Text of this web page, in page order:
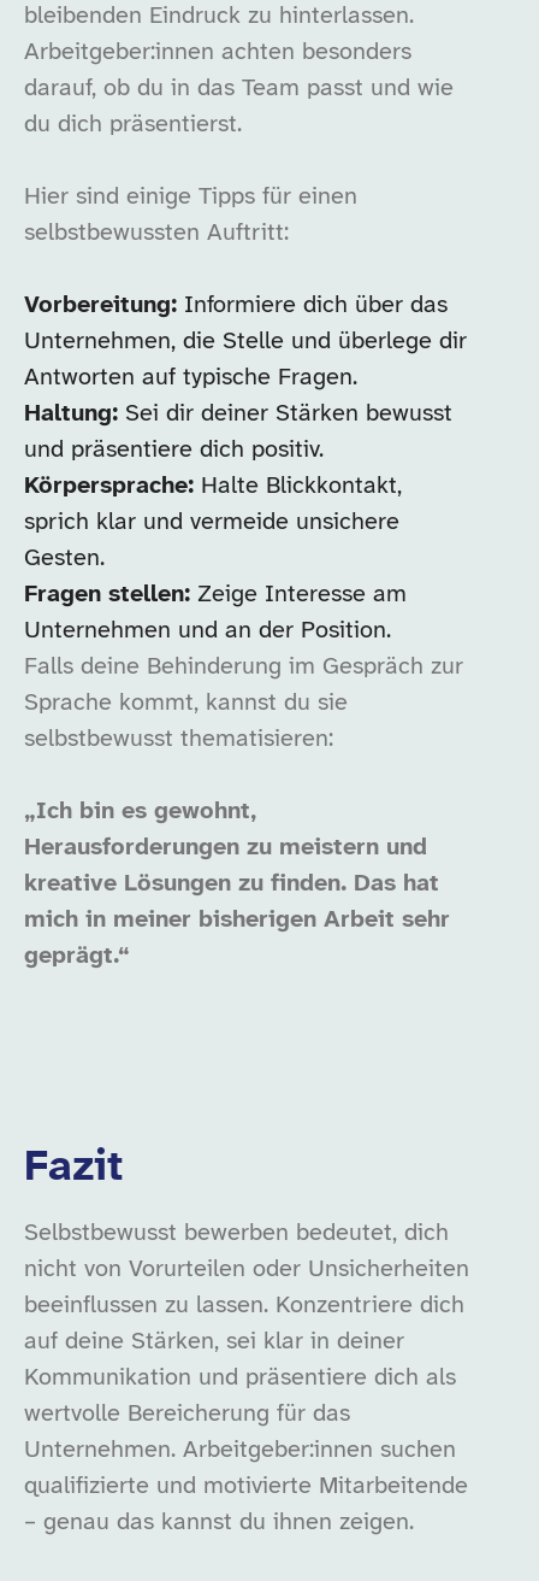
bleibenden Eindruck zu hinterlassen.
Arbeitgeber:innen achten besonders
darauf, ob du in das Team passt und wie
du dich präsentierst.
Hier sind einige Tipps für einen
selbstbewussten Auftritt:
Vorbereitung: Informiere dich über das
Unternehmen, die Stelle und überlege dir
Antworten auf typische Fragen.
Haltung: Sei dir deiner Stärken bewusst
und präsentiere dich positiv.
Körpersprache: Halte Blickkontakt,
sprich klar und vermeide unsichere
Gesten.
Fragen stellen: Zeige Interesse am
Unternehmen und an der Position.
Falls deine Behinderung im Gespräch zur
Sprache kommt, kannst du sie
selbstbewusst thematisieren:
„Ich bin es gewohnt,
Herausforderungen zu meistern und
kreative Lösungen zu finden. Das hat
mich in meiner bisherigen Arbeit sehr
geprägt.“
Fazit
Selbstbewusst bewerben bedeutet, dich
nicht von Vorurteilen oder Unsicherheiten
beeinflussen zu lassen. Konzentriere dich
auf deine Stärken, sei klar in deiner
Kommunikation und präsentiere dich als
wertvolle Bereicherung für das
Unternehmen. Arbeitgeber:innen suchen
qualifizierte und motivierte Mitarbeitende
– genau das kannst du ihnen zeigen.